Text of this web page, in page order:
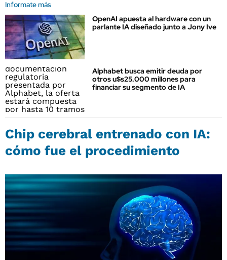
Informate más
OpenAI apuesta al hardware con un
parlante IA diseñado junto a Jony Ive
Alphabet busca emitir deuda por
otros u$s25.000 millones para
financiar su segmento de IA
Chip cerebral entrenado con IA:
cómo fue el procedimiento